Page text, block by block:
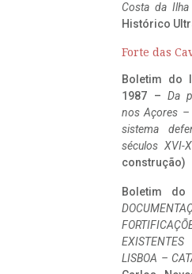
Costa da Ilha
Histórico
Forte das
Boletim do
1987 – Da
nos Açores –
sistema
séculos XVI-
construção)
Boletim
LISBOA –